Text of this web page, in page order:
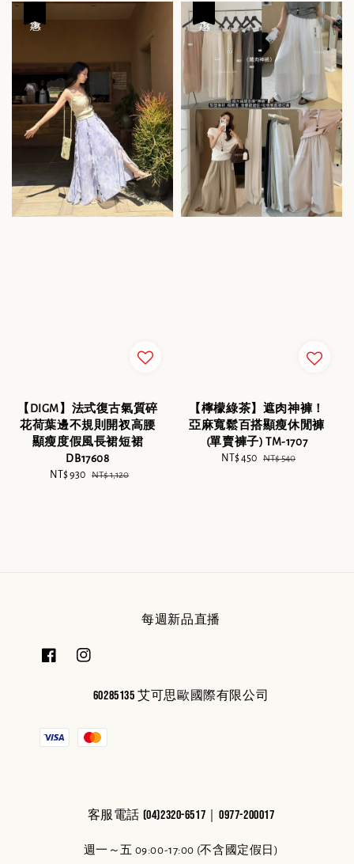
【DIGM】法式復古氣質碎
花荷葉邊不規則開衩高腰
顯瘦度假風長裙短裙
DB17608
Sale
NT$ 930 Regular
NT$ 1,120
【檸檬綠茶】遮肉神褲！
亞麻寬鬆百搭顯瘦休閒褲
(單賣褲子) TM-1707
Sale
NT$ 450 Regular
NT$ 540
每週新品直播
60285135 艾可思歐國際有限公司
客服電話 (04)2320-6517｜0977-200017
週一～五 09:00-17:00 (不含國定假日)